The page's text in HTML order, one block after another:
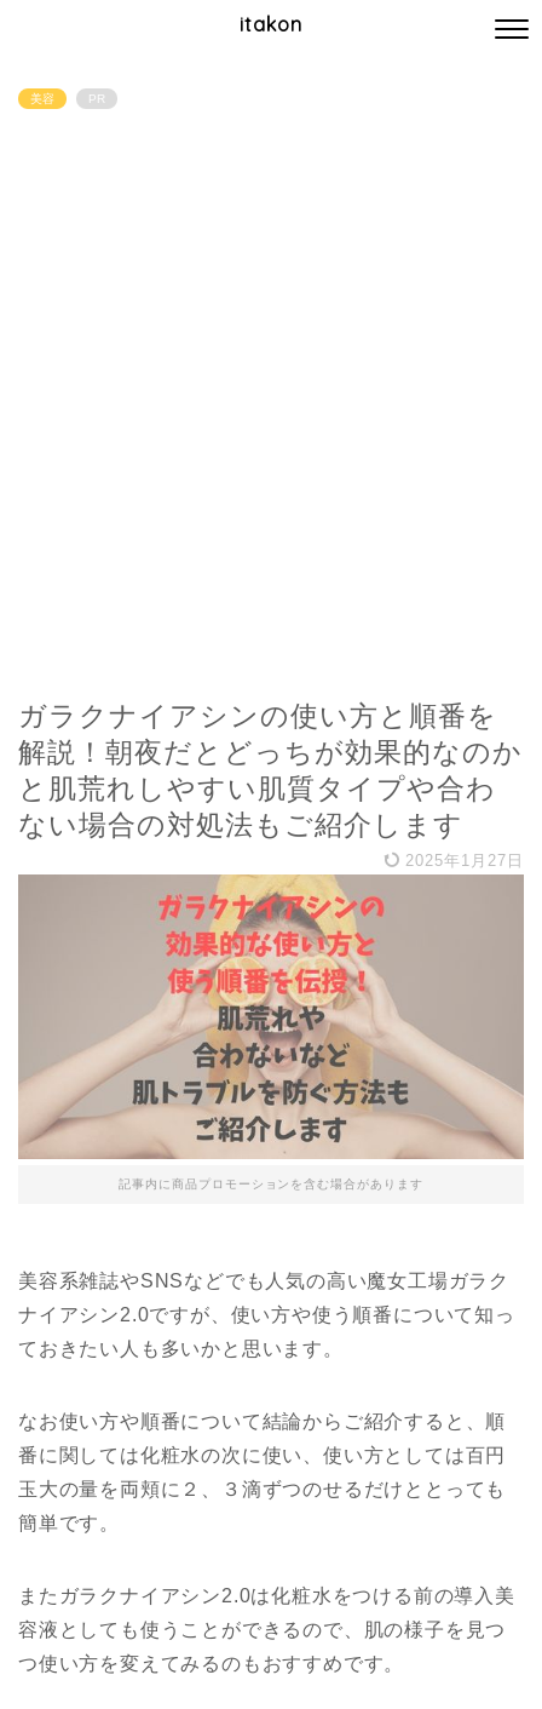
itakon
美容 PR
ガラクナイアシンの使い方と順番を
解説！朝夜だとどっちが効果的なのか
と肌荒れしやすい肌質タイプや合わ
ない場合の対処法もご紹介します
2025年1月27日
記事内に商品プロモーションを含む場合があります
美容系雑誌やSNSなどでも人気の高い魔女工場ガラク
ナイアシン2.0ですが、使い方や使う順番について知っ
ておきたい人も多いかと思います。
なお使い方や順番について結論からご紹介すると、順
番に関しては化粧水の次に使い、使い方としては百円
玉大の量を両頬に２、３滴ずつのせるだけととっても
簡単です。
またガラクナイアシン2.0は化粧水をつける前の導入美
容液としても使うことができるので、肌の様子を見つ
つ使い方を変えてみるのもおすすめです。